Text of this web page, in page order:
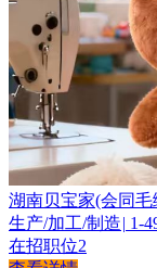
湖南贝宝家(会同
生产/加工/制造| 1-
在招职位2